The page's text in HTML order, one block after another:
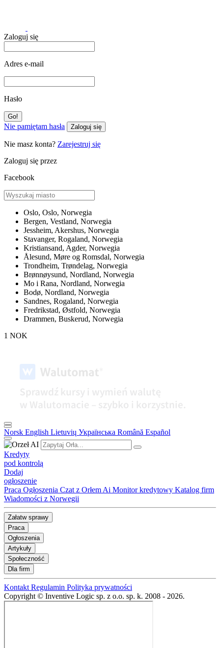
Zaloguj się
Adres e-mail
Hasło
Nie pamiętam hasła Zaloguj się
Nie masz konta? Zarejestruj się
Zaloguj się przez
Facebook
Oslo, Oslo, Norwegia
Bergen, Vestland, Norwegia
Jessheim, Akershus, Norwegia
Stavanger, Rogaland, Norwegia
Kristiansand, Agder, Norwegia
Ålesund, Møre og Romsdal, Norwegia
Trondheim, Trøndelag, Norwegia
Brønnøysund, Nordland, Norwegia
Mo i Rana, Nordland, Norwegia
Bodø, Nordland, Norwegia
Sandnes, Rogaland, Norwegia
Fredrikstad, Østfold, Norwegia
Drammen, Buskerud, Norwegia
1 NOK
Norsk English Lietuvių Українська Română Español
Kredyty
pod kontrolą
Dodaj
ogłoszenie
Praca Ogłoszenia Czat z Orłem Ai Monitor kredytowy Katalog firm
Wiadomości z Norwegii
Załatw sprawy
Praca
Ogłoszenia
Artykuły
Społeczność
Dla firm
Kontakt Regulamin Polityka prywatności
Copyright © Inventive Logic sp. z o.o. sp. k. 2008 - 2026.